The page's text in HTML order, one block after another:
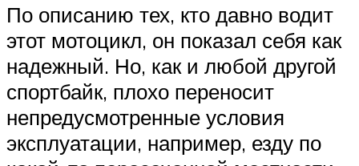
По описанию тех, кто давно водит
этот мотоцикл, он показал себя как
надежный. Но, как и любой другой
спортбайк, плохо переносит
непредусмотренные условия
эксплуатации, например, езду по